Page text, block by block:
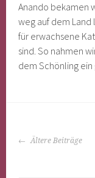
Anando bekamen
weg auf dem
für erwachsene
sind. So nahmen
dem Schönling
BEITRAGS-
Ältere Beiträge